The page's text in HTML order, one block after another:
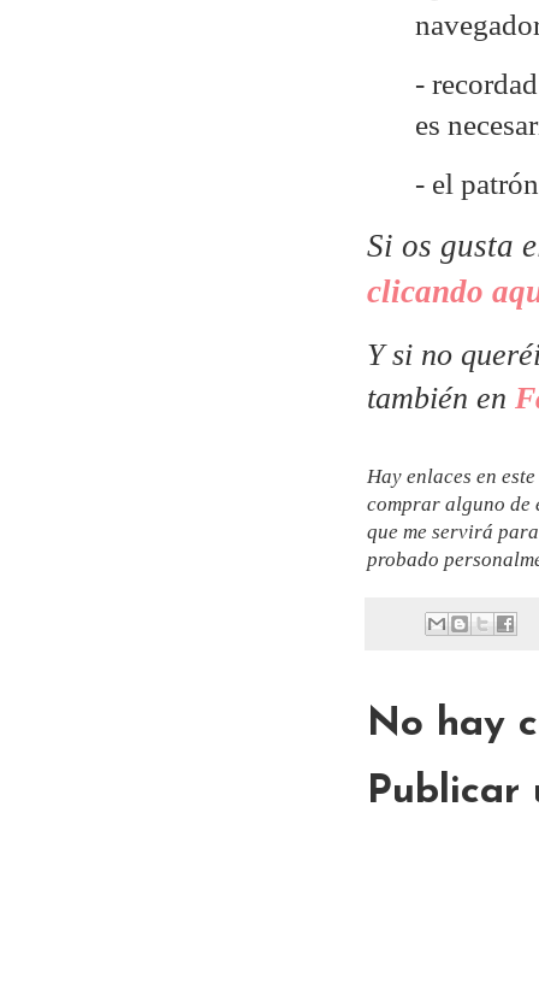
-
es
- el
Si os gusta
clicando
Y si no
también en
Hay enlaces en
comprar alguno de
que me servirá
probado
No hay
Publicar